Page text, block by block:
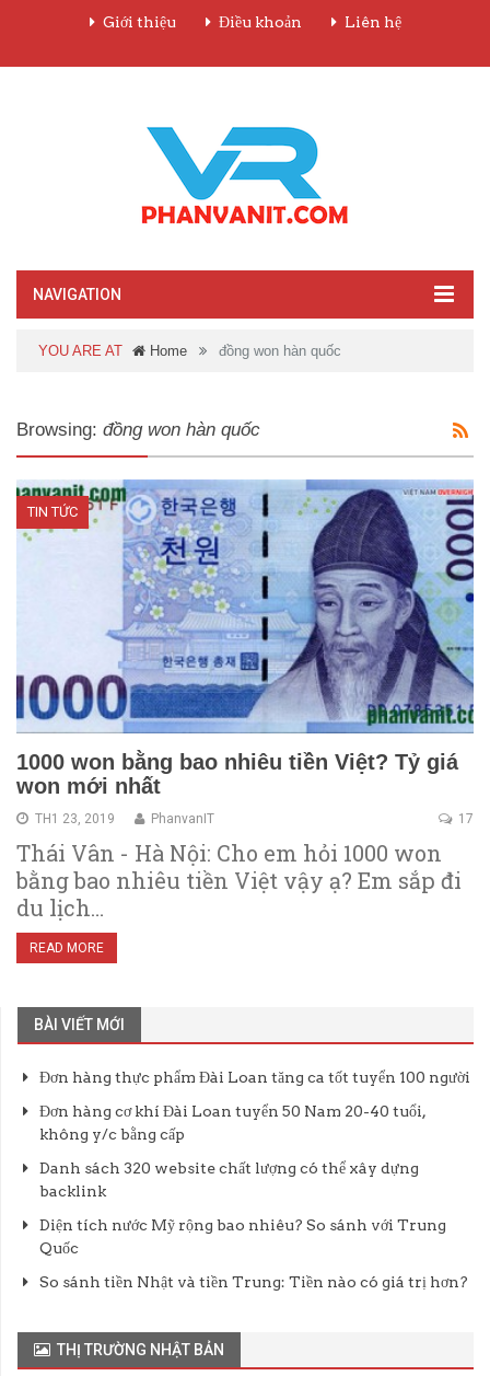
Giới thiệu Điều khoản Liên hệ
NAVIGATION
YOU ARE AT Home đồng won hàn quốc
Browsing: đồng won hàn quốc
TIN TỨC
1000 won bằng bao nhiêu tiền Việt? Tỷ giá
won mới nhất
TH1 23, 2019 17
PhanvanIT
Thái Vân - Hà Nội: Cho em hỏi 1000 won
bằng bao nhiêu tiền Việt vậy ạ? Em sắp đi
du lịch…
READ MORE
BÀI VIẾT MỚI
Đơn hàng thực phẩm Đài Loan tăng ca tốt tuyển 100 người
Đơn hàng cơ khí Đài Loan tuyển 50 Nam 20-40 tuổi,
không y/c bằng cấp
Danh sách 320 website chất lượng có thể xây dựng
backlink
Diện tích nước Mỹ rộng bao nhiêu? So sánh với Trung
Quốc
So sánh tiền Nhật và tiền Trung: Tiền nào có giá trị hơn?
THỊ TRƯỜNG NHẬT BẢN